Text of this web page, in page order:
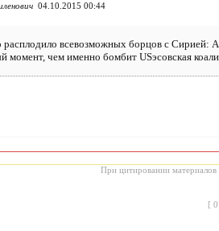
04.10.2015 00:44
расплодило всевозможных борцов с
момент, чем именно бомбит USэсовская
При цитировании материалов
[